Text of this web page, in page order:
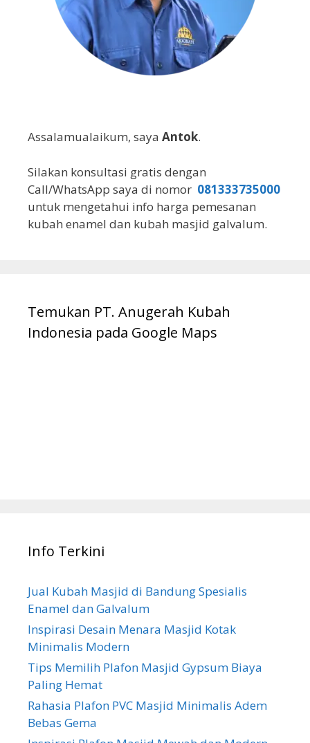
Assalamualaikum, saya Antok.
Silakan konsultasi gratis dengan
Call/WhatsApp saya di nomor 081333735000
untuk mengetahui info harga pemesanan
kubah enamel dan kubah masjid galvalum.
Temukan PT. Anugerah Kubah
Indonesia pada Google Maps
Info Terkini
Jual Kubah Masjid di Bandung Spesialis
Enamel dan Galvalum
Inspirasi Desain Menara Masjid Kotak
Minimalis Modern
Tips Memilih Plafon Masjid Gypsum Biaya
Paling Hemat
Rahasia Plafon PVC Masjid Minimalis Adem
Bebas Gema